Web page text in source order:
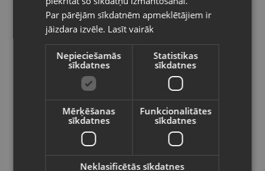
14.00€
maXlife MXUC-01 USB A-Ligtning Nylon
izvēlēto valsti
Vietnes saturs būs attēlots izvēlētajā
valodā
Valsts
Latviešu / Latvian
Par pārējām sīkdatnēm apmeklētājiem ir
jāizdara izvēle. Lasīt vairāk
Nepieciešamās
sīkdatnes
Statistikas
sīkdatnes
Mērķēšanas
sīkdatnes
Funkcionalitātes
sīkdatnes
Neklasificētās sīkdatnes